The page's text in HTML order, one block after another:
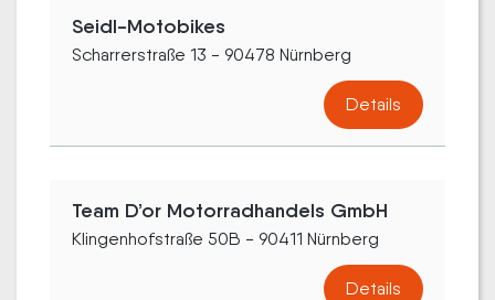
Seidl-Motobikes
Scharrerstraße 13 - 90478 Nürnberg
Details
Team D’or Motorradhandels GmbH
Klingenhofstraße 50B - 90411 Nürnberg
Details